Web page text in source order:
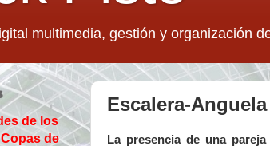
multimedia, gestión y organización
Escalera-
La presencia de una
de los
de